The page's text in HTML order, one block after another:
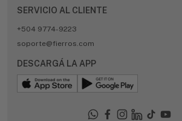
SERVICIO AL CLIENTE
+504 9774-9223
soporte@fierros.com
DESCARGÁ LA APP